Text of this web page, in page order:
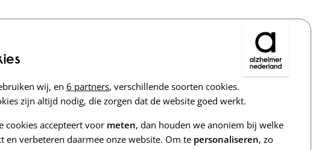
wij, en 6 partners, verschillende soorten cookies.
zijn altijd nodig, die zorgen dat de website goed werkt.
cookies accepteert voor meten, dan houden we anoniem bij welke
en verbeteren daarmee onze website. Om te personaliseren, zo